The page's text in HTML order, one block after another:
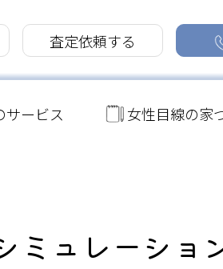
査定依頼する
サービス
女性目線の家
ミュレーショ